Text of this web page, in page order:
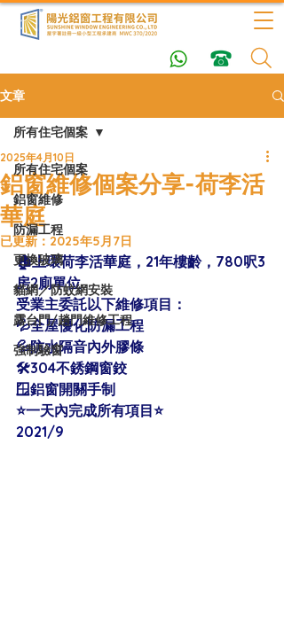
文章
所有住宅個案
鋁窗維修
防漏工程
更換玻璃
貓網／防蚊網安裝
露台門/趟門維修工程
強制驗窗
所有住宅個案
鋁窗維修個案分享-荷李活
華庭
2025年4月10日
已更新： 2025年5月7日
🏠上環荷李活華庭，21年樓齡，780呎3
房2廁單位
受業主委託以下維修項目：
💦全屋優化防漏工程
💦防水隔音內外膠條
🛠304不銹鋼窗鉸
🪟鋁窗開關手制
⭐️一天內完成所有項目⭐️
2021/9